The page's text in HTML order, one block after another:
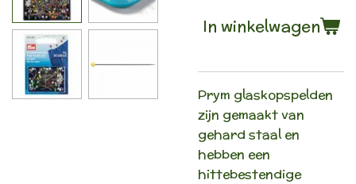
In winkelwagen
Prym glaskopspelden
zijn gemaakt van
gehard staal en
hebben een
hittebestendige